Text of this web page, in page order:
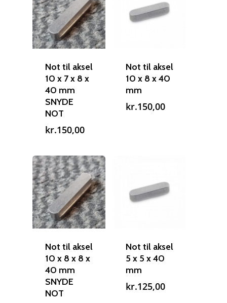
Not til aksel
10 x 7 x 8 x
40 mm
SNYDE
NOT
kr.150,00
Not til aksel
10 x 8 x 40
mm
kr.150,00
Not til aksel
10 x 8 x 8 x
40 mm
SNYDE
NOT
Not til aksel
5 x 5 x 40
mm
kr.125,00